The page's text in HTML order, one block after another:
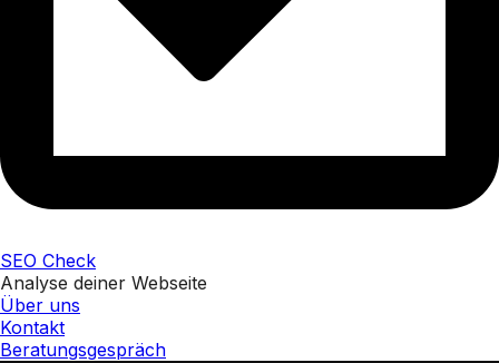
SEO Check
Analyse deiner Webseite
Über uns
Kontakt
Beratungsgespräch